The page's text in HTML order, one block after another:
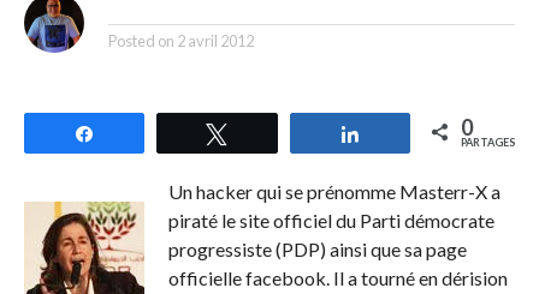
Posted on 2 avril 2012
Partagez 0
PARTAGES
Un hacker qui se prénomme Masterr-X a
piraté le site officiel du Parti démocrate
progressiste (PDP) ainsi que sa page
officielle facebook. Il a tourné en dérision